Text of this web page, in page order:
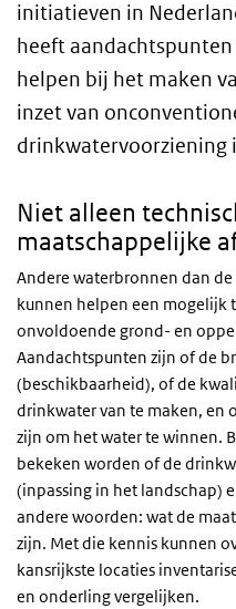
initiatieven in
heeft
helpen bij het maken
inzet van
drinkwatervoorziening
Niet alleen
maatschappelijke
Andere waterbronnen dan
kunnen helpen een mogelijk
onvoldoende grond- en
Aandachtspunten zijn of de
(beschikbaarheid), of de
drinkwater van te maken, en
zijn om het water te winnen.
bekeken worden of de
(inpassing in het landschap)
andere woorden: wat de
zijn. Met die kennis kunnen
kansrijkste locaties
en onderling vergelijken.